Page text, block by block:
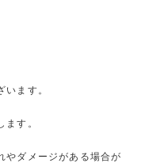
ます。
す。
ダメージがある場合が